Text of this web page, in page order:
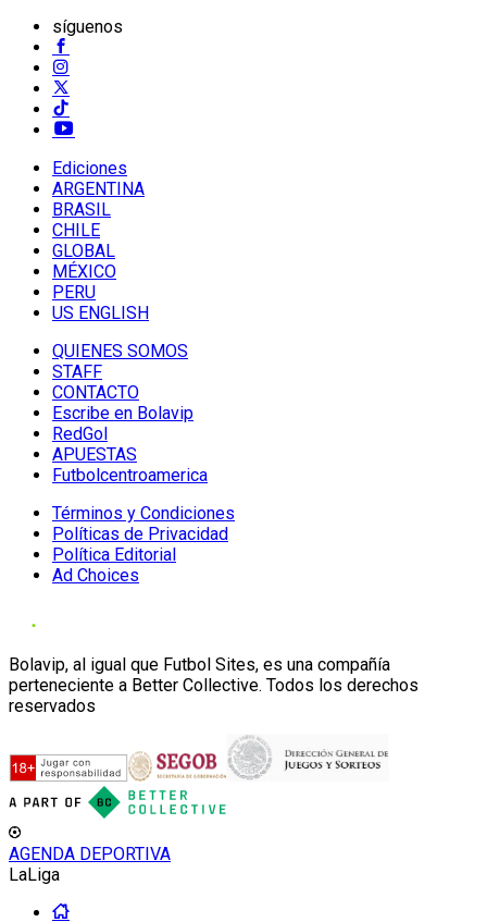
síguenos
Ediciones
ARGENTINA
BRASIL
CHILE
GLOBAL
MÉXICO
PERU
US ENGLISH
QUIENES SOMOS
STAFF
CONTACTO
Escribe en Bolavip
RedGol
APUESTAS
Futbolcentroamerica
Términos y Condiciones
Políticas de Privacidad
Política Editorial
Ad Choices
Bolavip, al igual que Futbol Sites, es una compañía
perteneciente a Better Collective. Todos los derechos
reservados
AGENDA DEPORTIVA
LaLiga